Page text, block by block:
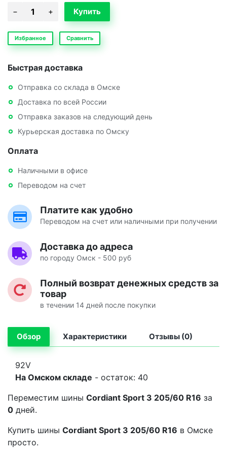
Избранное Сравнить
Быстрая доставка
Отправка со склада в Омске
Доставка по всей России
Отправка заказов на следующий день
Курьерская доставка по Омску
Оплата
Наличными в офисе
Переводом на счет
Платите как удобно
Переводом на счет или наличными при получении
Доставка до адреса
по городу Омск - 500 руб
Полный возврат денежных средств за
товар
в течении 14 дней после покупки
Обзор Характеристики Отзывы (0)
92V
На Омском складе - остаток: 40
Переместим шины Cordiant Sport 3 205/60 R16 за
0 дней.
Купить шины Cordiant Sport 3 205/60 R16 в Омске
просто.